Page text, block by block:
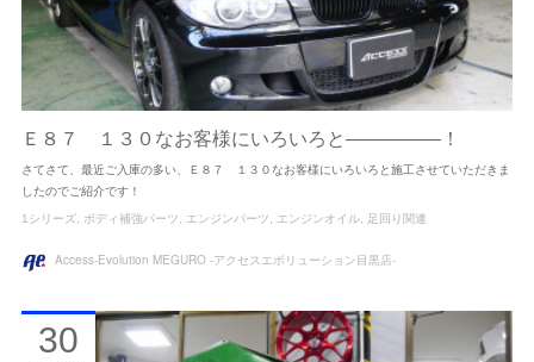
Ｅ８７ １３０なお客様にいろいろと―――――！
さてさて、最近ご入庫の多い、Ｅ８７ １３０なお客様にいろいろと施工させていただきま
したのでご紹介です！
1シリーズ ボディ補強パーツ エンジンパーツ エンジンオイル 足回り関連
Access-Evolution MEGURO -アクセスエボリューション目黒店-
30